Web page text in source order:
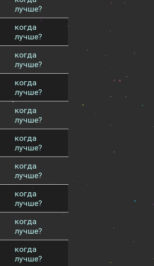
лучше?
когда
лучше?
когда
лучше?
когда
лучше?
когда
лучше?
когда
лучше?
когда
лучше?
когда
лучше?
когда
лучше?
когда
лучше?